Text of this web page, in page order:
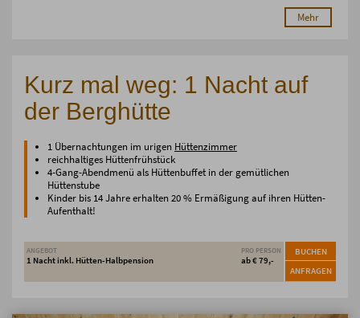
Mehr
Kurz mal weg: 1 Nacht auf
der Berghütte
1 Übernachtungen im urigen Hüttenzimmer
reichhaltiges Hüttenfrühstück
4-Gang-Abendmenü als Hüttenbuffet in der gemütlichen
Hüttenstube
Kinder bis 14 Jahre erhalten 20 % Ermäßigung auf ihren Hütten-
Aufenthalt!
ANGEBOT
1 Nacht inkl. Hütten-Halbpension
PRO PERSON
ab € 79,-
BUCHEN
ANFRAGEN